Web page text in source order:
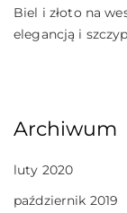
Biel i złoto na
elegancją i
Archiwum
luty 2020
październik 2019